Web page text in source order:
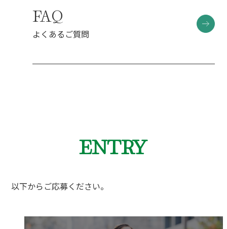
FAQ
よくあるご質問
ENTRY
以下からご応募ください。